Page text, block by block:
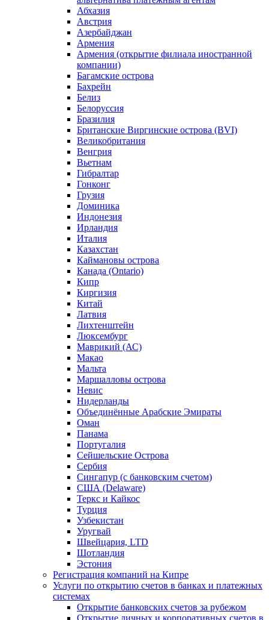
Абхазия
Австрия
Азербайджан
Армения
Армения (открытие филиала иностранной
компании)
Багамские острова
Бахрейн
Белиз
Белоруссия
Бразилия
Британские Виргинские острова (BVI)
Великобритания
Венгрия
Вьетнам
Гибралтар
Гонконг
Грузия
Доминика
Индонезия
Ирландия
Италия
Казахстан
Каймановы острова
Канада (Ontario)
Кипр
Киргизия
Китай
Латвия
Лихтенштейн
Люксембург
Маврикий (АС)
Макао
Мальта
Маршалловы острова
Нeвис
Нидерланды
Объединённые Арабские Эмираты
Оман
Панама
Португалия
Сейшельские Острова
Сербия
Сингапур (c банковским счетом)
США (Delaware)
Теркс и Кайкос
Турция
Узбекистан
Уругвай
Швейцария, LTD
Шотландия
Эстония
Регистрация компаний на Кипре
Услуги по открытию счетов в банках и платежных
системах
Открытие банковских счетов за рубежом
Открытие личных и корпоративных счетов в